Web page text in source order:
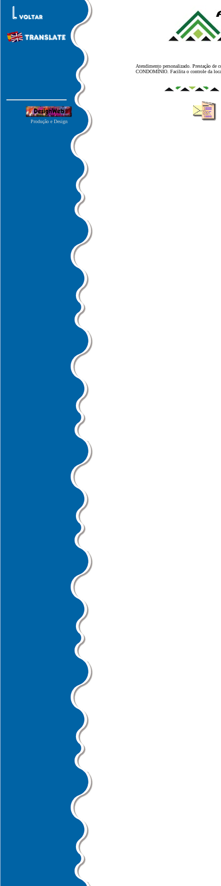
Produção e Design
Atendimento personalizado. Prestação
CONDOMÍNIO. Facilita o controle da